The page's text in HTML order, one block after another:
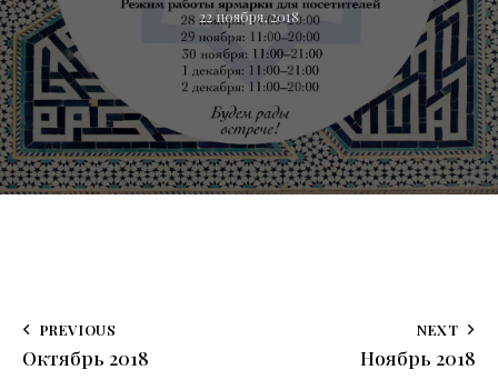
22 ноября, 2018
PREVIOUS
Октябрь 2018
NEXT
Ноябрь 2018